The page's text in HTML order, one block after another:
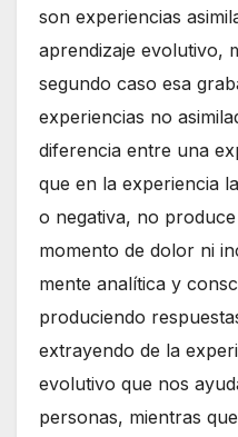
son experiencias
aprendizaje evolutivo,
segundo caso esa
experiencias no
diferencia entre una
que en la experiencia
o negativa, no
momento de dolor ni
mente analítica y
produciendo
extrayendo de la
evolutivo que nos
personas, mientras